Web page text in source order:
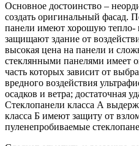
Основное достоинство –
создать оригинальный фасад.
панели имеют хорошую тепло-
защищают здание от
высокая цена на панели и
стеклянными панелями имеет
часть которых зависит от
вредного воздействия
осадков и ветра; достаточная
Стеклопанели класса А
класса Б имеют защиту от
пуленепробиваемые